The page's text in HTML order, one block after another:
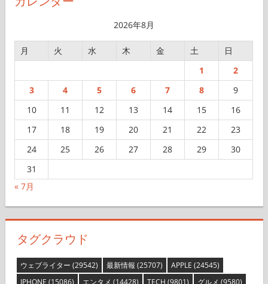
イ
月 火 水 木 金 土
日
1
2
3
4 5 6 7 8
9
10
11 12 13 14 15
16
17
18 19 20 21 22
23
24
25 26 27 28 29
30
31
ウェブライター(29542) 最新情報(25707) APPLE
(24545)